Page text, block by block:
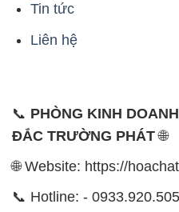
Tin tức
Liên hệ
📞 PHÒNG KINH
ĐẮC TRƯỜNG PHÁT🌐
🌐 Website: https://
📞 Hotline: -